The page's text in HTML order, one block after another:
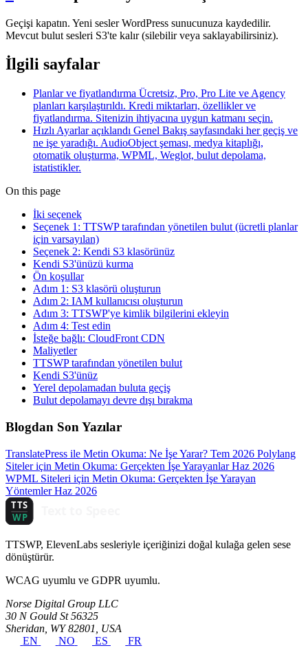
Geçişi kapatın. Yeni sesler WordPress sunucunuza kaydedilir.
Mevcut bulut sesleri S3'te kalır (silebilir veya saklayabilirsiniz).
İlgili sayfalar
Planlar ve fiyatlandırma Ücretsiz, Pro, Pro Lite ve Agency
planları karşılaştırıldı. Kredi miktarları, özellikler ve
fiyatlandırma. Sitenizin ihtiyacına uygun katmanı seçin.
Hızlı Ayarlar açıklandı Genel Bakış sayfasındaki her geçiş ve
ne işe yaradığı. AudioObject şeması, medya kitaplığı,
otomatik oluşturma, WPML, Weglot, bulut depolama,
istatistikler.
On this page
İki seçenek
Seçenek 1: TTSWP tarafından yönetilen bulut (ücretli planlar
için varsayılan)
Seçenek 2: Kendi S3 klasörünüz
Kendi S3'ünüzü kurma
Ön koşullar
Adım 1: S3 klasörü oluşturun
Adım 2: IAM kullanıcısı oluşturun
Adım 3: TTSWP'ye kimlik bilgilerini ekleyin
Adım 4: Test edin
İsteğe bağlı: CloudFront CDN
Maliyetler
TTSWP tarafından yönetilen bulut
Kendi S3'ünüz
Yerel depolamadan buluta geçiş
Bulut depolamayı devre dışı bırakma
Blogdan Son Yazılar
TranslatePress ile Metin Okuma: Ne İşe Yarar? Tem 2026 Polylang
Siteler için Metin Okuma: Gerçekten İşe Yarayanlar Haz 2026
WPML Siteleri için Metin Okuma: Gerçekten İşe Yarayan
Yöntemler Haz 2026
TTSWP, ElevenLabs sesleriyle içeriğinizi doğal kulağa gelen sese
dönüştürür.
WCAG uyumlu ve GDPR uyumlu.
Norse Digital Group LLC
30 N Gould St 56325
Sheridan, WY 82801, USA
EN
NO ES FR